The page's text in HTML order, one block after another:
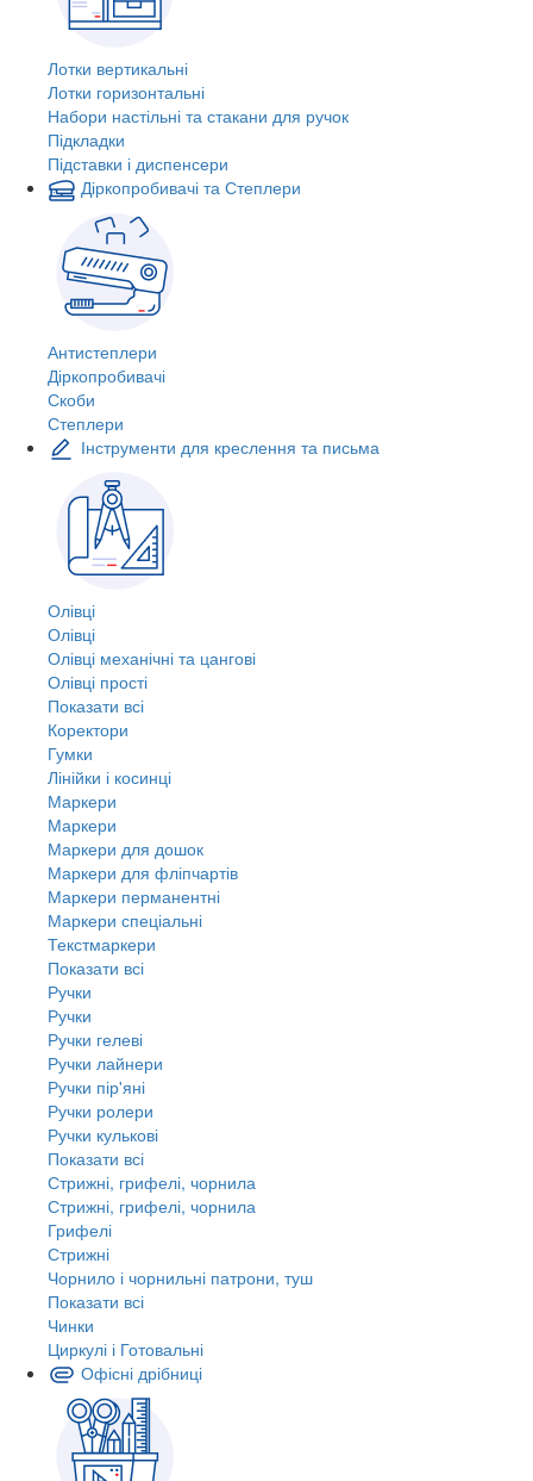
Лотки вертикальні
Лотки горизонтальні
Набори настільні та стакани для ручок
Підкладки
Підставки і диспенсери
Діркопробивачі та Степлери
Антистеплери
Діркопробивачі
Скоби
Степлери
Інструменти для креслення та письма
Олівці
Олівці
Олівці механічні та цангові
Олівці прості
Показати всі
Коректори
Гумки
Лінійки і косинці
Маркери
Маркери
Маркери для дошок
Маркери для фліпчартів
Маркери перманентні
Маркери спеціальні
Текстмаркери
Показати всі
Ручки
Ручки
Ручки гелеві
Ручки лайнери
Ручки пір'яні
Ручки ролери
Ручки кулькові
Показати всі
Стрижні, грифелі, чорнила
Стрижні, грифелі, чорнила
Грифелі
Стрижні
Чорнило і чорнильні патрони, туш
Показати всі
Чинки
Циркулі і Готовальні
Офісні дрібниці